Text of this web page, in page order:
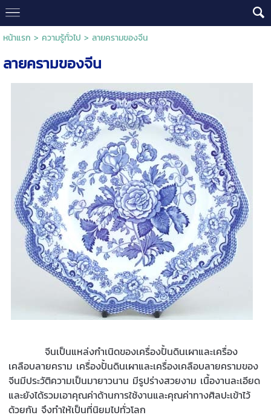
หน้าแรก > ความรู้ทั่วไป > ลายครามของจีน
ลายครามของจีน
จีนเป็นแหล่งกำเนิดของเครื่องปั้นดินเผาและเครื่อง
เคลือบลายคราม เครื่องปั้นดินเผาและเครื่องเคลือบลายครามของ
จีนมีประวัติความเป็นมายาวนาน มีรูปร่างสวยงาม เนื้องานละเอียด
และยังได้รวมเอาคุณค่าด้านการใช้งานและคุณค่าทางศิลปะเข้าไว้
ด้วยกัน จึงทำให้เป็นที่นิยมไปทั่วโลก